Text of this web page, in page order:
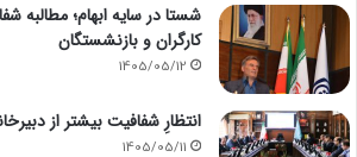
شستا در سایه ابهام؛ مطالبه
کارگران و بازنشستگان
1405/05/12
انتظارِ شفافیت بیشتر از
1405/05/11